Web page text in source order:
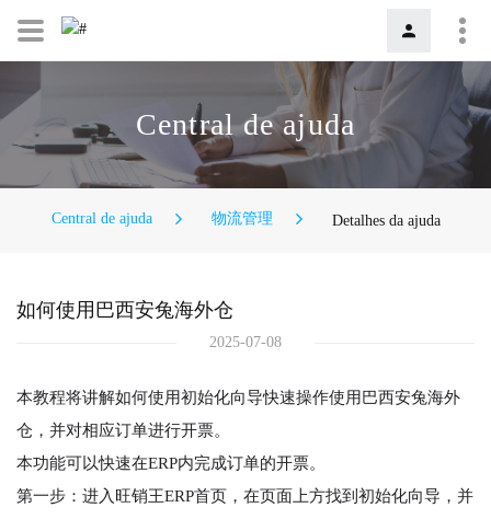
Central de ajuda
Central de ajuda 物流管理 Detalhes da ajuda
如何使用巴西安兔海外仓
2025-07-08
本教程将讲解如何使用初始化向导快速操作使用巴西安兔海外
仓，并对相应订单进行开票。
本功能可以快速在ERP内完成订单的开票。
第一步：进入旺销王ERP首页，在页面上方找到初始化向导，并